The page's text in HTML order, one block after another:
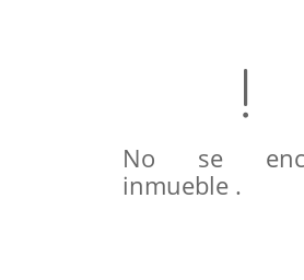
No se
inmueble .